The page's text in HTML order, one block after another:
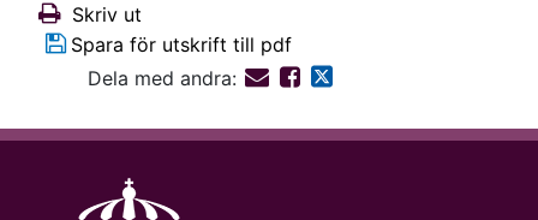
Skriv ut
Spara för utskrift till pdf
Dela med andra: